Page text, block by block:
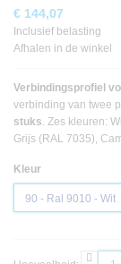
€ 144,07
Inclusief belasting
Afhalen in de winkel
Verbindingsprofiel
verbinding van twee
stuks . Zes kleuren:
Grijs (RAL 7035),
Kleur